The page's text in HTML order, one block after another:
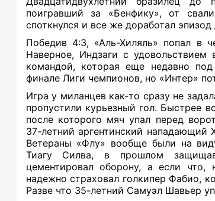
поигравший за «Бенфику», от
споткнулся и все же доработал эпизод
Победив 4:3, «Аль-Хиляль» попал в
Наверное, Индзаги с
командой, которая еще недавно
финале Лиги чемпионов, но «Интер»
Игра у миланцев как-то сразу не
пропустили курьезный гол. Быстрее
после которого мяч упал перед
37-летний аргентинский нападающий
Ветераны «Флу» вообще были на
Тиагу Силва, в прошлом
цементировал оборону, а если что,
надежно страховал голкипер Фабио,
Разве что 35-летний Самуэл Шавьер